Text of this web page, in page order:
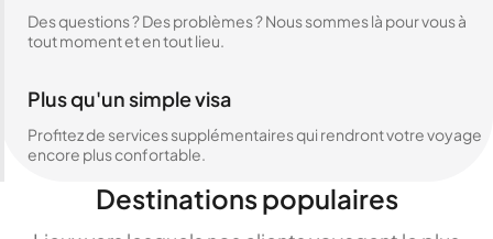
Des questions ? Des problèmes ? Nous sommes là pour vous à
tout moment et en tout lieu.
Plus qu'un simple visa
Profitez de services supplémentaires qui rendront votre voyage
encore plus confortable.
Destinations populaires